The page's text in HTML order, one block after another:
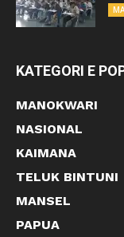
KATEGORI E
MANOKWARI
NASIONAL
KAIMANA
TELUK BINTUNI
MANSEL
PAPUA